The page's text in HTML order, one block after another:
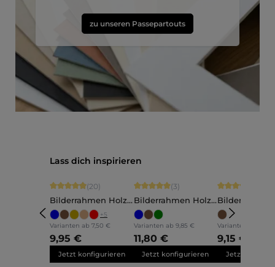
zu unseren Passepartouts
Produktgalerie überspringen
Lass dich inspirieren
Durchschnittliche Bewertung von 4.9 von 5 Sternen
(20)
Bilderrahmen Holz
Ava
+5
Varianten ab 7,50 €
9,95 €
Jetzt konfigurieren
Durchschnittliche Bewertung von 5
(3)
Bilderrahmen Holz
Annelie
Varianten ab 9,85 €
11,80 €
Jetzt konfigurieren
Martha
Varianten ab
9,15 €
Jetzt